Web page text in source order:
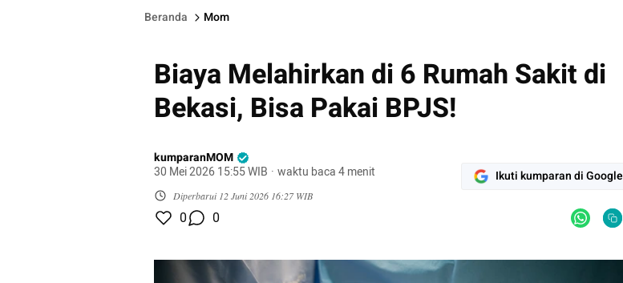
Beranda Mom
Biaya Melahirkan di 6 Rumah Sakit di
Bekasi, Bisa Pakai BPJS!
kumparanMOM
30 Mei 2026 15:55 WIB · waktu baca 4 menit
Diperbarui 12 Juni 2026 16:27 WIB
Ikuti kumparan di Google
0 0